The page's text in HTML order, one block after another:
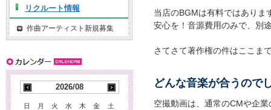
当店のBGMは有料ではありま
安心を！音源費用のみで、別
さてさて著作権の件はここま
どんな音楽が合うので
空撮動画は、通常のCMや企
リクルート情報
作曲アーティスト新規募集
2026/08
日 月 火 水 木 金
土